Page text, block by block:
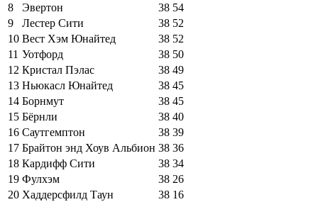
8
Эвертон 38 54
9
Лестер Сити 38 52
10 Вест Хэм Юнайтед 38 52
11 Уотфорд 38 50
12 Кристал Пэлас 38 49
13 Ньюкасл Юнайтед 38 45
14 Борнмут 38 45
15 Бёрнли 38 40
16 Саутгемптон 38 39
17 Брайтон энд Хоув Альбион 38 36
18 Кардифф Сити 38 34
19 Фулхэм 38 26
20 Хаддерсфилд Таун 38 16